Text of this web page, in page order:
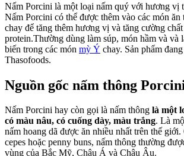
Nấm Porcini là một loại nấm quý với hương vị
Nấm Porcini có thể được thêm vào các món ăn
chay để tăng thêm hương vị và tăng cường chất
protein.Thường dùng làm súp, món hầm và và
biến trong các món mỳ Ý chay. Sản phẩm
Thasofoods.
Nguồn gốc nấm thông
Nấm Porcini hay còn gọi là nấm thông là một
có màu nâu, có cuống dày, màu trắng. Là
nấm hoang dã được ăn nhiều nhất trên thế
cepes hoặc penny buns, nấm thông thường
vùng của Bắc Mỹ, Châu Á và Châu Âu.